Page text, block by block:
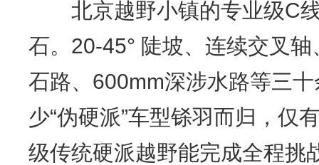
北京越野小镇的专业级C线
石。20-45° 陡坡、连续交叉
石路、600mm深涉水路等三
少“伪硬派”车型铩羽而归，仅
级传统硬派越野能完成全程挑